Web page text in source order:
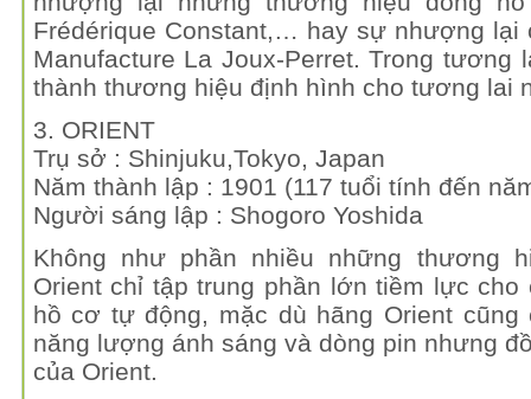
Frédérique Constant,… hay sự nhượng lại
Manufacture La Joux-Perret. Trong tương
thành thương hiệu định hình cho tương lai
3. ORIENT
Trụ sở : Shinjuku,Tokyo, Japan
Năm thành lập : 1901 (117 tuổi tính đến
Người sáng lập : Shogoro Yoshida
Không như phần nhiều những thương
Orient chỉ tập trung phần lớn tiềm lực cho
hồ cơ tự động, mặc dù hãng Orient
năng lượng ánh sáng và dòng pin nhưng
của Orient.